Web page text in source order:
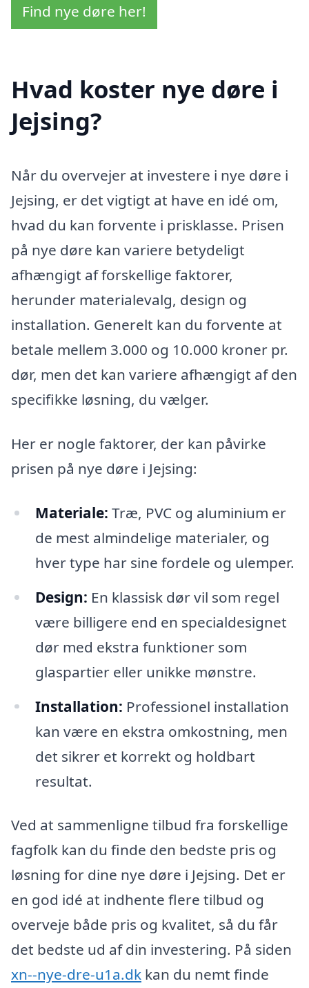
Find nye døre her!
Hvad koster nye døre i
Jejsing?
Når du overvejer at investere i nye døre i
Jejsing, er det vigtigt at have en idé om,
hvad du kan forvente i prisklasse. Prisen
på nye døre kan variere betydeligt
afhængigt af forskellige faktorer,
herunder materialevalg, design og
installation. Generelt kan du forvente at
betale mellem 3.000 og 10.000 kroner pr.
dør, men det kan variere afhængigt af den
specifikke løsning, du vælger.
Her er nogle faktorer, der kan påvirke
prisen på nye døre i Jejsing:
Materiale: Træ, PVC og aluminium er
de mest almindelige materialer, og
hver type har sine fordele og ulemper.
Design: En klassisk dør vil som regel
være billigere end en specialdesignet
dør med ekstra funktioner som
glaspartier eller unikke mønstre.
Installation: Professionel installation
kan være en ekstra omkostning, men
det sikrer et korrekt og holdbart
resultat.
Ved at sammenligne tilbud fra forskellige
fagfolk kan du finde den bedste pris og
løsning for dine nye døre i Jejsing. Det er
en god idé at indhente flere tilbud og
overveje både pris og kvalitet, så du får
det bedste ud af din investering. På siden
xn--nye-dre-u1a.dk kan du nemt finde